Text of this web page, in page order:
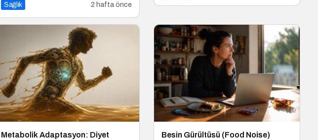
Sağlık 2 hafta önce
Metabolik Adaptasyon: Diyet
Besin Gürültüsü (Food Noise)